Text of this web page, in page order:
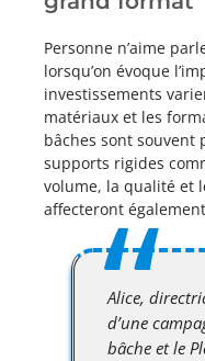
Personne n’aime
lorsqu’on évoque
investissements
matériaux et les
bâches sont souvent
supports rigides
volume, la qualité et
affecteront
Alice,
d’une
bâche et le